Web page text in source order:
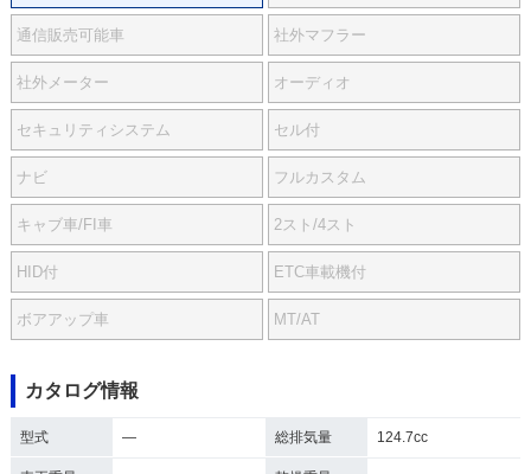
通信販売可能車 社外マフラー
社外メーター オーディオ
セキュリティシステム セル付
ナビ フルカスタム
キャブ車/FI車 2スト/4スト
HID付 ETC車載機付
ボアアップ車 MT/AT
カタログ情報
型式 ― 総排気量 124.7cc